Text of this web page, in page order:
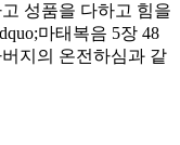
성품을 다하고 힘을
마태복음 5장 48
지의 온전하심과 같